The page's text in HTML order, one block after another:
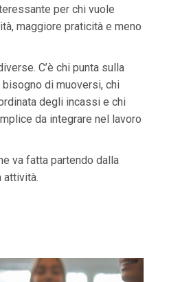
per chi vuole
maggiore praticità e meno
C’è chi punta sulla
di muoversi, chi
degli incassi e chi
da integrare nel lavoro
va fatta partendo dalla
attività.